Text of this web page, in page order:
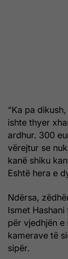
“Ka pa
ishte thyer
ardhur. 300
vërejtur se
kanë shiku
Eshtë hera e
Ndërsa,
Ismet
për vjedhjën
kamerave të
sipër.